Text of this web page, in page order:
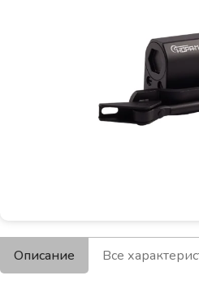
Описание Все